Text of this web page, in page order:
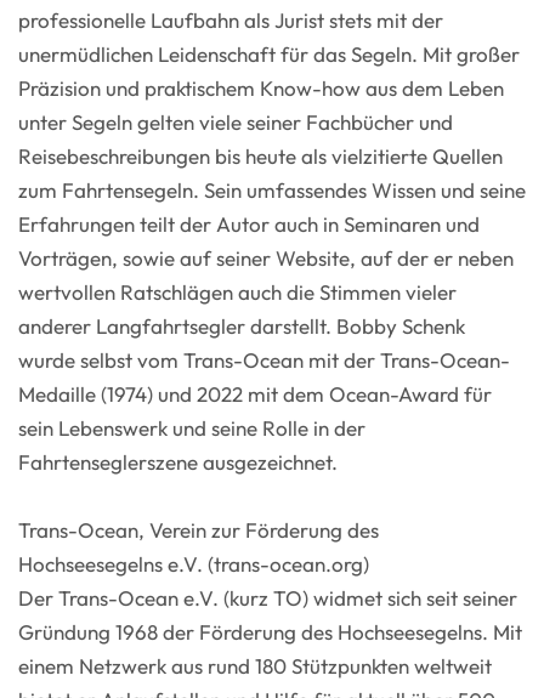
professionelle Laufbahn als Jurist stets mit der
unermüdlichen Leidenschaft für das Segeln. Mit großer
Präzision und praktischem Know-how aus dem Leben
unter Segeln gelten viele seiner Fachbücher und
Reisebeschreibungen bis heute als vielzitierte Quellen
zum Fahrtensegeln. Sein umfassendes Wissen und seine
Erfahrungen teilt der Autor auch in Seminaren und
Vorträgen, sowie auf seiner Website, auf der er neben
wertvollen Ratschlägen auch die Stimmen vieler
anderer Langfahrtsegler darstellt. Bobby Schenk
wurde selbst vom Trans-Ocean mit der Trans-Ocean-
Medaille (1974) und 2022 mit dem Ocean-Award für
sein Lebenswerk und seine Rolle in der
Fahrtenseglerszene ausgezeichnet.
Trans-Ocean, Verein zur Förderung des
Hochseesegelns e.V. (trans-ocean.org)
Der Trans-Ocean e.V. (kurz TO) widmet sich seit seiner
Gründung 1968 der Förderung des Hochseesegelns. Mit
einem Netzwerk aus rund 180 Stützpunkten weltweit